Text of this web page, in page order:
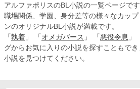
アルファポリスのBL小説の一覧ページです
職場関係、学園、身分差等の様々なカッ
ンのオリジナルBL小説が満載です。
「 執着 」 「 オメガバース 」 「 悪役令息 」
グからお気に入りの小説を探すこともで
小説を見つけてください。